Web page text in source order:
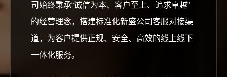
司始终秉承“诚信为本、客户至上、追求卓越”
的经营理念，搭建标准化新盛公司客服对接渠
道，为客户提供正规、安全、高效的线上线下
一体化服务。